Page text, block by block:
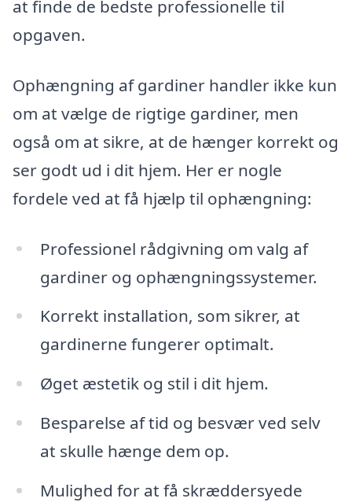
at finde de bedste professionelle til
opgaven.
Ophængning af gardiner handler ikke kun
om at vælge de rigtige gardiner, men
også om at sikre, at de hænger korrekt og
ser godt ud i dit hjem. Her er nogle
fordele ved at få hjælp til ophængning:
Professionel rådgivning om valg af
gardiner og ophængningssystemer.
Korrekt installation, som sikrer, at
gardinerne fungerer optimalt.
Øget æstetik og stil i dit hjem.
Besparelse af tid og besvær ved selv
at skulle hænge dem op.
Mulighed for at få skræddersyede